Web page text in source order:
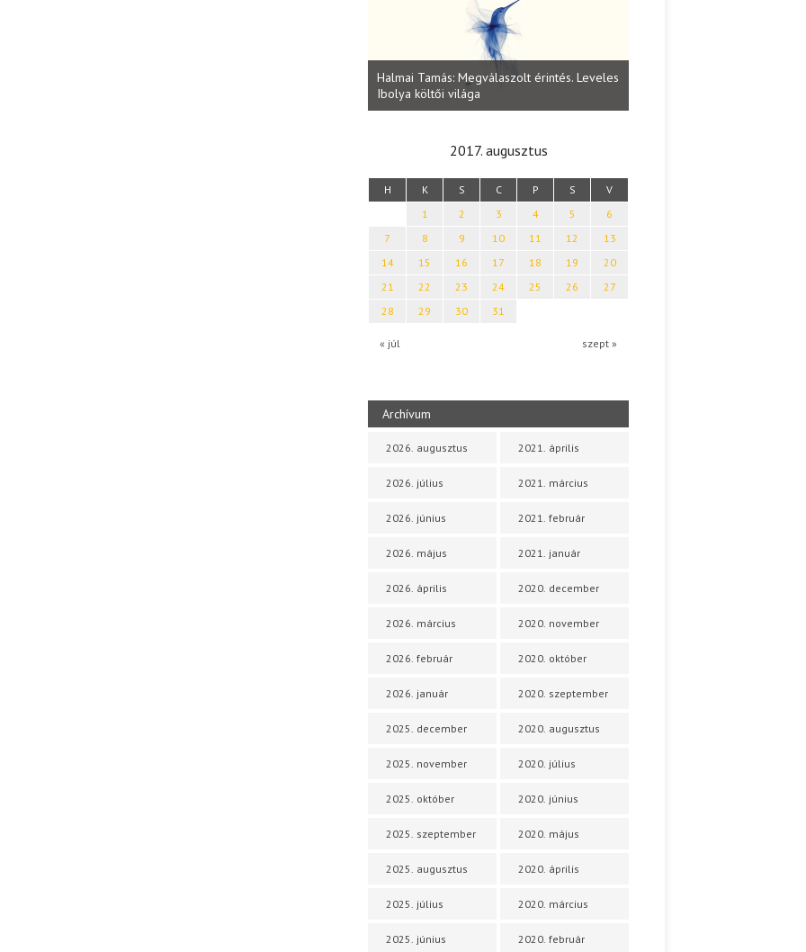
Halmai Tamás: Megválaszolt érintés. Leveles
Ibolya költői világa
2017. augusztus
H K S C P S V
« júl szept »
1 2 3 4 5
6
7
8 9 10 11 12
13
14
15 16 17 18 19
20
21
22 23 24 25 26
27
28
29 30 31
Archívum
2026. augusztus
2026. július
2026. június
2026. május
2026. április
2026. március
2026. február
2026. január
2025. december
2025. november
2025. október
2025. szeptember
2025. augusztus
2025. július
2025. június
2021. április
2021. március
2021. február
2021. január
2020. december
2020. november
2020. október
2020. szeptember
2020. augusztus
2020. július
2020. június
2020. május
2020. április
2020. március
2020. február